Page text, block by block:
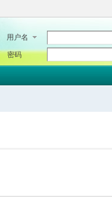
用户名
密码